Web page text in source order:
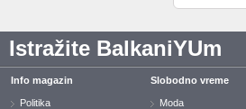
Istražite BalkaniYUm
Info magazin
Politika
Slobodno vreme
Moda